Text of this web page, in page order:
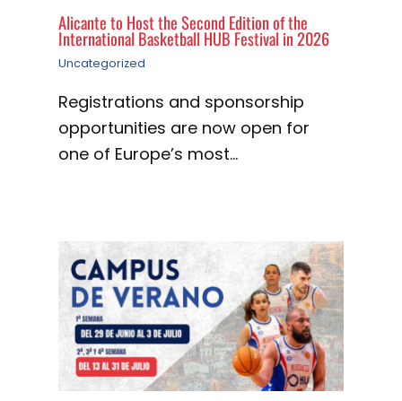
Alicante to Host the Second Edition of the
International Basketball HUB Festival in 2026
Uncategorized
Registrations and sponsorship
opportunities are now open for
one of Europe’s most…